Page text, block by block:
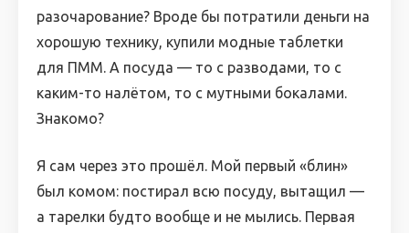
разочарование? Вроде бы потратили деньги на
хорошую технику, купили модные таблетки
для ПММ. А посуда — то с разводами, то с
каким-то налётом, то с мутными бокалами.
Знакомо?
Я сам через это прошёл. Мой первый «блин»
был комом: постирал всю посуду, вытащил —
а тарелки будто вообще и не мылись. Первая